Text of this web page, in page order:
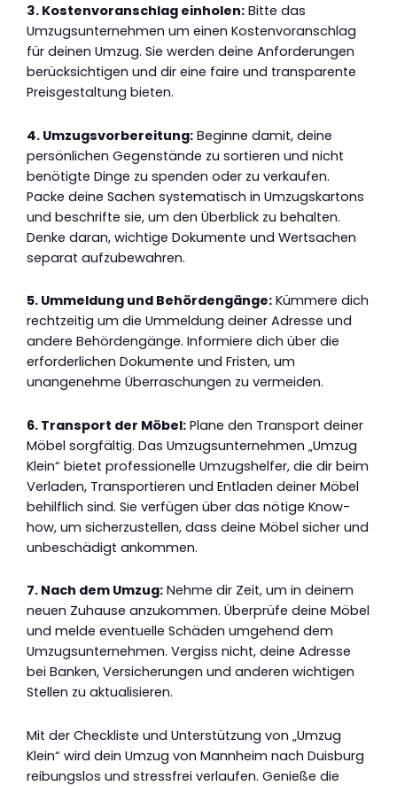
3. Kostenvoranschlag einholen: Bitte das
Umzugsunternehmen um einen Kostenvoranschlag
für deinen Umzug. Sie werden deine Anforderungen
berücksichtigen und dir eine faire und transparente
Preisgestaltung bieten.
4. Umzugsvorbereitung: Beginne damit, deine
persönlichen Gegenstände zu sortieren und nicht
benötigte Dinge zu spenden oder zu verkaufen.
Packe deine Sachen systematisch in Umzugskartons
und beschrifte sie, um den Überblick zu behalten.
Denke daran, wichtige Dokumente und Wertsachen
separat aufzubewahren.
5. Ummeldung und Behördengänge: Kümmere dich
rechtzeitig um die Ummeldung deiner Adresse und
andere Behördengänge. Informiere dich über die
erforderlichen Dokumente und Fristen, um
unangenehme Überraschungen zu vermeiden.
6. Transport der Möbel: Plane den Transport deiner
Möbel sorgfältig. Das Umzugsunternehmen „Umzug
Klein“ bietet professionelle Umzugshelfer, die dir beim
Verladen, Transportieren und Entladen deiner Möbel
behilflich sind. Sie verfügen über das nötige Know-
how, um sicherzustellen, dass deine Möbel sicher und
unbeschädigt ankommen.
7. Nach dem Umzug: Nehme dir Zeit, um in deinem
neuen Zuhause anzukommen. Überprüfe deine Möbel
und melde eventuelle Schäden umgehend dem
Umzugsunternehmen. Vergiss nicht, deine Adresse
bei Banken, Versicherungen und anderen wichtigen
Stellen zu aktualisieren.
Mit der Checkliste und Unterstützung von „Umzug
Klein“ wird dein Umzug von Mannheim nach Duisburg
reibungslos und stressfrei verlaufen. Genieße die